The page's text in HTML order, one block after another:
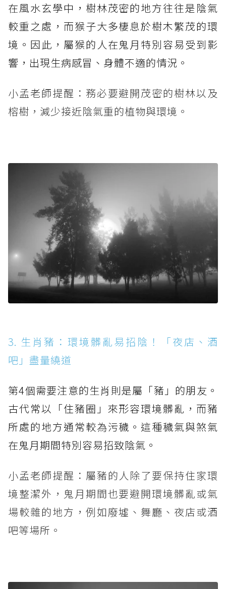
在風水玄學中，樹林茂密的地方往往是陰氣
較重之處，而猴子大多棲息於樹木繁茂的環
境。因此，屬猴的人在鬼月特別容易受到影
響，出現生病感冒、身體不適的情況。
小孟老師提醒：務必要避開茂密的樹林以及
榕樹，減少接近陰氣重的植物與環境。
3. 生肖豬：環境髒亂易招陰！「夜店、酒
吧」盡量繞道
第4個需要注意的生肖則是屬「豬」的朋友。
古代常以「住豬圈」來形容環境髒亂，而豬
所處的地方通常較為污穢。這種穢氣與煞氣
在鬼月期間特別容易招致陰氣。
小孟老師提醒：屬豬的人除了要保持住家環
境整潔外，鬼月期間也要避開環境髒亂或氣
場較雜的地方，例如廢墟、舞廳、夜店或酒
吧等場所。